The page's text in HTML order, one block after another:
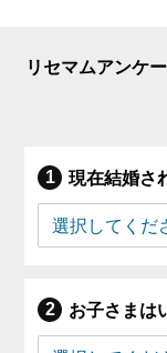
リセマムアンケ
現在結婚さ
お子さまは